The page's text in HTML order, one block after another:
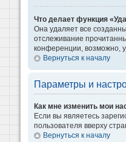
Что делает функция
Она удаляет все
отслеживание
конференции, возможно,
Вернуться к началу
Параметры и
Как мне изменить мои
Если вы являетесь
пользователя вверху
Вернуться к началу